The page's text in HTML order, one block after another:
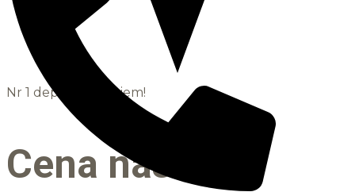
Nr 1 depilacji woskiem!
Cena naszego